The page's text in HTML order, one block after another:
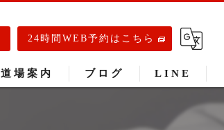
24時間WEB予約はこちら
道場案内 ブログ LINE